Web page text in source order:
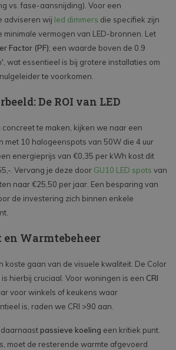
vs. fase-aansnijding). Voor een
adviseren wij led dimmers die specifiek zijn
minimale vermogen van LED-bronnen. Let
Factor (PF); een waarde boven de 0.9
wat essentieel is bij grotere installaties om
te voorkomen.
De ROI van LED
concreet te maken, kijken we naar een
met 10 halogeenspots van 50W die 4 uur
energieprijs van €0,35 per kWh kost dit
. Vervang je deze door GU10 LED spots van
naar €25,50 per jaar. Een besparing van
de investering zich binnen enkele
Warmtebeheer
koste gaan van de visuele kwaliteit. De Color
is hierbij cruciaal. Voor woningen is een CRI
voor winkels of keukens waar
is, raden we CRI >90 aan.
passieve koeling een kritiek punt.
moet de resterende warmte afgevoerd